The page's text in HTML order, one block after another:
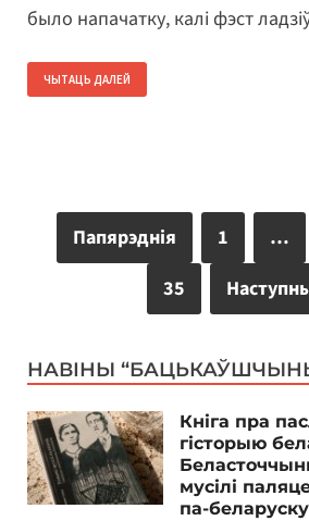
было напачатку, калі фэст
ЧЫТАЦЬ ДАЛЕЙ
Папярэднія 1 …
35
НАВІНЫ
Кніга пра
гісторыю
мусілі
па-беларуску